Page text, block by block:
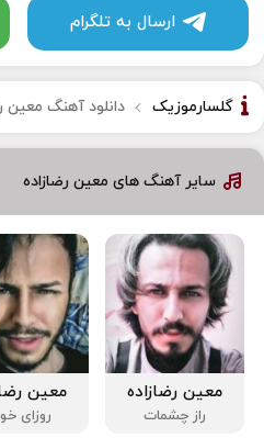
ارسال به تلگرام
گلسارموزیک دانلود آهنگ معین
سایر آهنگ های معین رضازاده
معین رضازاده
راز چشمات
معین
روزای